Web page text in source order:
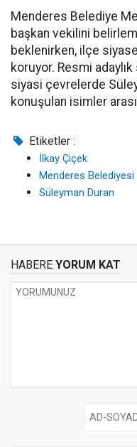
Menderes Belediye
başkan vekilini
beklenirken, ilçe
koruyor. Resmi
siyasi çevrelerde
konuşulan isimler
Etiketler :
İlkay Çiçek
Menderes Belediyesi
Süleyman Duran
HABERE YORUM KAT